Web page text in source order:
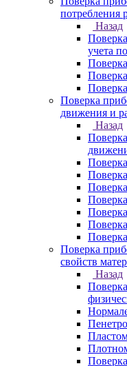
потребления
Назад
учета
Поверка
движения и
Назад
Поверка
свойств
Назад